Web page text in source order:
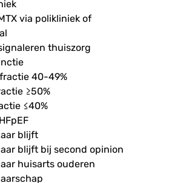
via polikliniek of
thuiszorg
40-49%
≥50%
≤40%
blijft
blijft bij second opinion
huisarts ouderen